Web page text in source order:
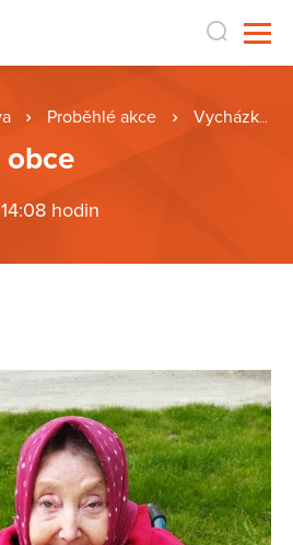
Proběhlé akce Vycházka do obce
obce
hodin